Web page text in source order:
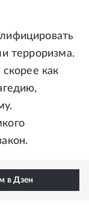
терроризма.
как
в Дзен